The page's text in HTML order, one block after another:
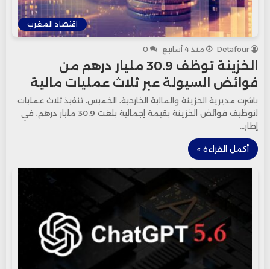
اقتصاد المغرب
Detafour منذ 4 أسابيع 0
الخزينة توظف 30.9 مليار درهم من
فوائض السيولة عبر ثلاث عمليات مالية
باشرت مديرية الخزينة والمالية الخارجية، الخميس، تنفيذ ثلاث عمليات
لتوظيف فوائض الخزينة بقيمة إجمالية بلغت 30.9 مليار درهم، في
إطار…
أكمل القراءة »